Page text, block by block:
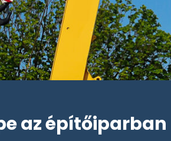
az építőiparban